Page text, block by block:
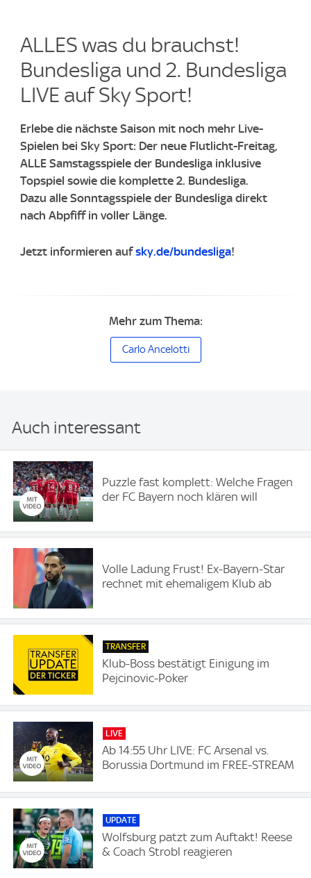
ALLES was du brauchst!
Bundesliga und 2. Bundesliga
LIVE auf Sky Sport!
Erlebe die nächste Saison mit noch mehr Live-
Spielen bei Sky Sport: Der neue Flutlicht-Freitag,
ALLE Samstagsspiele der Bundesliga inklusive
Topspiel sowie die komplette 2. Bundesliga.
Dazu alle Sonntagsspiele der Bundesliga direkt
nach Abpfiff in voller Länge.
Jetzt informieren aufsky.de/bundesliga!
Mehr zum Thema:
Carlo Ancelotti
Auch interessant
Puzzle fast komplett: Welche Fragen
der FC Bayern noch klären will
Volle Ladung Frust! Ex-Bayern-Star
rechnet mit ehemaligem Klub ab
TRANSFER
Klub-Boss bestätigt Einigung im
Pejcinovic-Poker
LIVE
Ab 14:55 Uhr LIVE: FC Arsenal vs.
Borussia Dortmund im FREE-STREAM
UPDATE
Wolfsburg patzt zum Auftakt! Reese
& Coach Strobl reagieren